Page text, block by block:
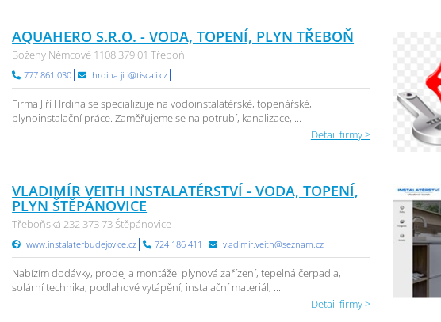
AQUAHERO S.R.O. - VODA, TOPENÍ, PLYN TŘEBOŇ
Boženy Němcové 1108 379 01 Třeboň
777 861 030 hrdina.jiri@tiscali.cz
Firma Jiří Hrdina se specializuje na vodoinstalatérské, topenářské,
plynoinstalační práce. Zaměřujeme se na potrubí, kanalizace, ...
Detail firmy >
VLADIMÍR VEITH INSTALATÉRSTVÍ - VODA, TOPENÍ,
PLYN ŠTĚPÁNOVICE
Třeboňská 232 373 73 Štěpánovice
www.instalaterbudejovice.cz 724 186 411 vladimir.veith@seznam.cz
Nabízím dodávky, prodej a montáže: plynová zařízení, tepelná čerpadla,
solární technika, podlahové vytápění, instalační materiál, ...
Detail firmy >